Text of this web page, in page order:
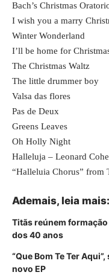
Bach’s Christmas
I wish you a marry
Winter Wonderland
I’ll be home for
The Christmas Waltz
The little drummer boy
Valsa das flores
Pas de Deux
Greens Leaves
Oh Holly Night
Halleluja – Leonard
“Halleluia Chorus” from
Ademais, leia mais:
Titãs reúnem
dos 40 anos
“Que Bom Te Ter
novo EP